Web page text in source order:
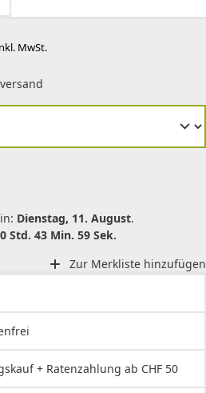
MwSt.
Dienstag, 11. August.
Std. 43 Min. 59 Sek.
Zur Merkliste hinzufügen
+ Ratenzahlung ab CHF 50